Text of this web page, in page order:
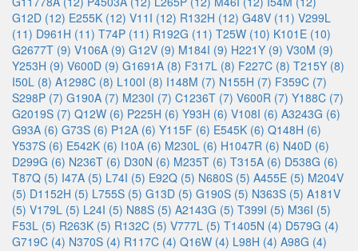
G12D (12) E255K (12) V11I (12) R132H (12) G48V (11) V299L
(11) D961H (11) T74P (11) R192G (11) T25W (10) K101E (10)
G2677T (9) V106A (9) G12V (9) M184I (9) H221Y (9) V30M (9)
Y253H (9) V600D (9) G1691A (8) F317L (8) F227C (8) T215Y (8)
I50L (8) A1298C (8) L100I (8) I148M (7) N155H (7) F359C (7)
S298P (7) G190A (7) M230I (7) C1236T (7) V600R (7) Y188C (7)
G2019S (7) Q12W (6) P225H (6) Y93H (6) V108I (6) A3243G (6)
G93A (6) G73S (6) P12A (6) Y115F (6) E545K (6) Q148H (6)
Y537S (6) E542K (6) I10A (6) M230L (6) H1047R (6) N40D (6)
D299G (6) N236T (6) D30N (6) M235T (6) T315A (6) D538G (6)
T87Q (5) I47A (5) L74I (5) E92Q (5) N680S (5) A455E (5) M204V
(5) D1152H (5) L755S (5) G13D (5) G190S (5) N363S (5) A181V
(5) V179L (5) L24I (5) N88S (5) A2143G (5) T399I (5) M36I (5)
F53L (5) R263K (5) R132C (5) V777L (5) T1405N (4) D579G (4)
G719C (4) N370S (4) R117C (4) Q16W (4) L98H (4) A98G (4)